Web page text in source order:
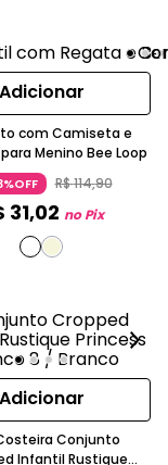
Adicionar
com Camiseta e
Menino Bee Loop
R$114,90
31,02 no Pix
Adicionar
Conjunto
Infantil Rustique